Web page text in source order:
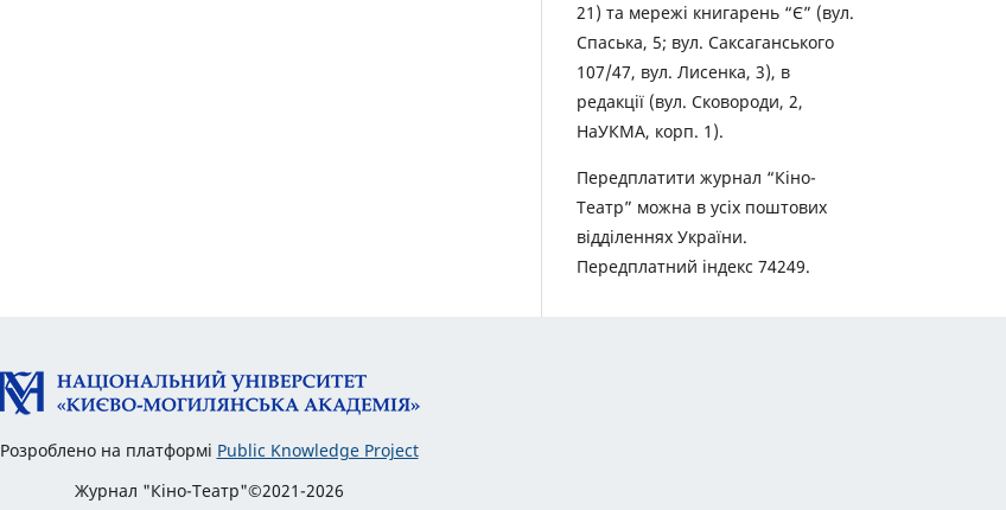
21) та мережі книгарень “Є” (вул.
Спаська, 5; вул. Саксаганського
107/47, вул. Лисенка, 3), в
редакції (вул. Сковороди, 2,
НаУКМА, корп. 1).
Передплатити журнал “Кіно-
Театр” можна в усіх поштових
відділеннях України.
Передплатний індекс 74249.
Розроблено на платформі Public Knowledge Project
Журнал "Кіно-Театр"©2021-2026